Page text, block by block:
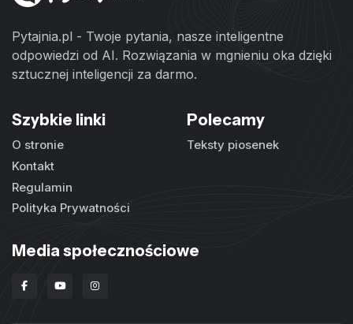
Pytajnia.pl - Twoje pytania, nasze inteligentne
odpowiedzi od AI. Rozwiązania w mgnieniu oka dzięki
sztucznej inteligencji za darmo.
Szybkie linki
O stronie
Kontakt
Regulamin
Polityka Prywatności
Polecamy
Teksty piosenek
Media społecznościowe